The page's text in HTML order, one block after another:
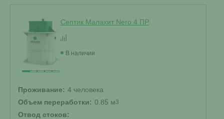
Септик Малахит Nero 4 ПР
В наличии
Проживание: 4 человека
Объем переработки: 0.85 м3
Отвод стоков: